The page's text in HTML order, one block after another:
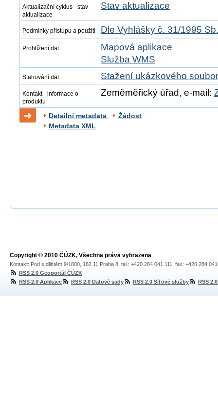
Aktualizační cyklus - stav
aktualizace
Stav aktualizace
Podmínky přístupu a použití Dle Vyhlášky č. 31/1995 Sb.
Prohlížení dat
Mapová aplikace
Služba WMS
Stahování dat Stažení ukázkového
Kontakt - informace o
produktu
Zeměměřický úřad, e-mail:
Detailní metadata
Žádost
Metadata XML
Copyright © 2010 ČÚZK, Všechna práva vyhrazena
Kontakt: Pod sídlištěm 9/1800, 182 11 Praha 8, tel.: +420 284 041 111, fax: +420 284
RSS 2.0 Geoportál ČÚZK
RSS 2.0 Aplikace
RSS 2.0 Datové sady RSS 2.0 Síťové služby RSS